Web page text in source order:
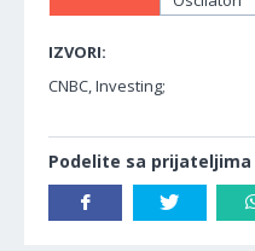
IZVORI:
CNBC, Investing;
Podelite sa prijateljima